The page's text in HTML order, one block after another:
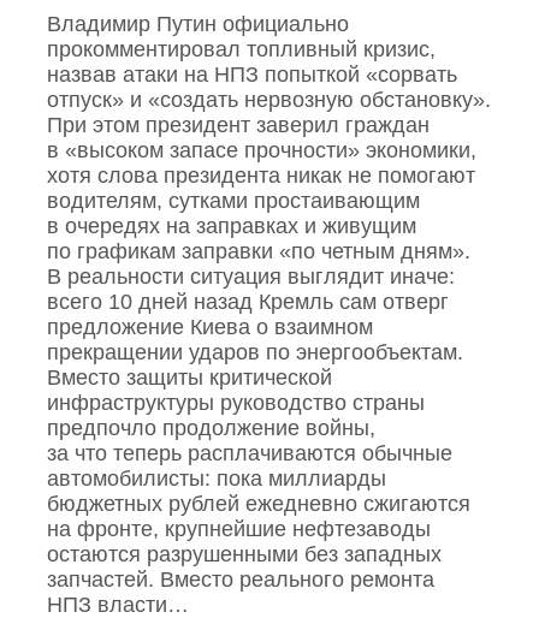
Владимир Путин официально
прокомментировал топливный кризис,
назвав атаки на НПЗ попыткой «сорвать
отпуск» и «создать нервозную обстановку».
При этом президент заверил граждан
в «высоком запасе прочности» экономики,
хотя слова президента никак не помогают
водителям, сутками простаивающим
в очередях на заправках и живущим
по графикам заправки «по четным дням».
В реальности ситуация выглядит иначе:
всего 10 дней назад Кремль сам отверг
предложение Киева о взаимном
прекращении ударов по энергообъектам.
Вместо защиты критической
инфраструктуры руководство страны
предпочло продолжение войны,
за что теперь расплачиваются обычные
автомобилисты: пока миллиарды
бюджетных рублей ежедневно сжигаются
на фронте, крупнейшие нефтезаводы
остаются разрушенными без западных
запчастей. Вместо реального ремонта
НПЗ власти…